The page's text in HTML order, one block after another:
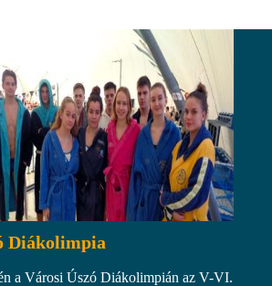
Diákolimpia
a Városi Úszó Diákolimpián az V-VI.